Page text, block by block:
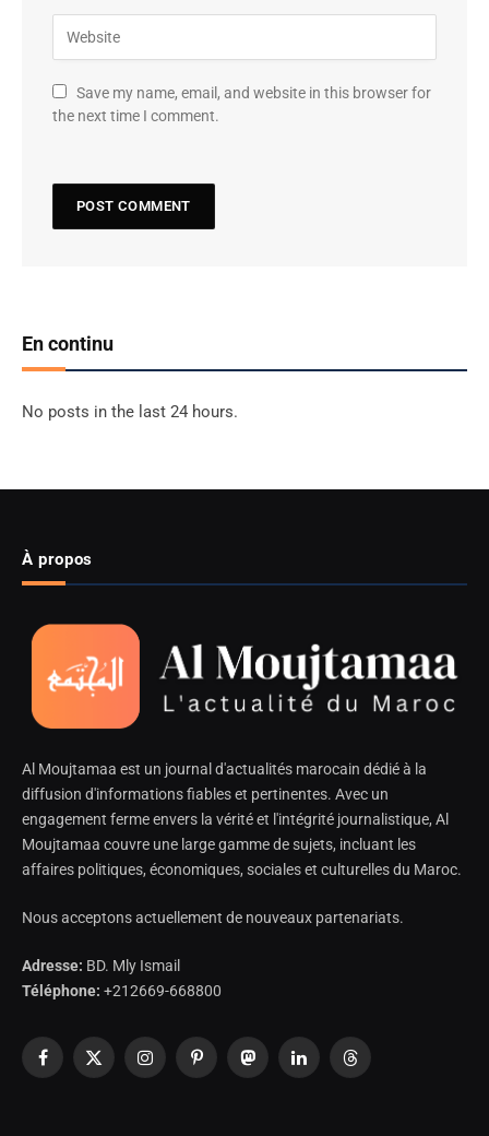
Save my name, email, and website in this browser for
the next time I comment.
En continu
No posts in the last 24 hours.
À propos
Al Moujtamaa est un journal d'actualités marocain dédié à la
diffusion d'informations fiables et pertinentes. Avec un
engagement ferme envers la vérité et l'intégrité journalistique, Al
Moujtamaa couvre une large gamme de sujets, incluant les
affaires politiques, économiques, sociales et culturelles du Maroc.
Nous acceptons actuellement de nouveaux partenariats.
Adresse: BD. Mly Ismail
Téléphone: +212669-668800
Facebook
X
InstagramPinterestMastodonLinkedInThreads